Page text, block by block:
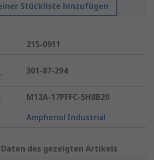
Stückliste hinzufügen
215-0911
:
301-87-294
:
M12A-17PFFC-SH8B20
Amphenol Industrial
des gezeigten Artikels